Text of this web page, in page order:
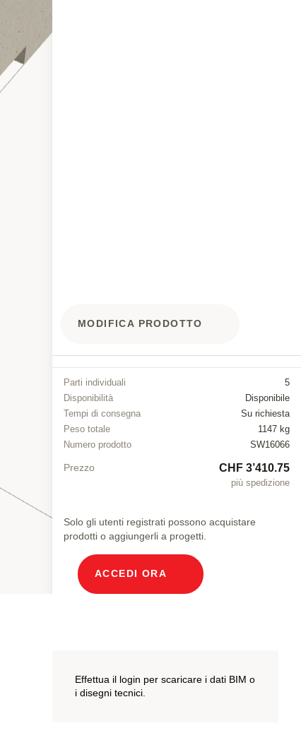
MODIFICA PRODOTTO
Parti individuali
5
Disponibilità
Disponibile
Tempi di consegna
Su richiesta
Peso totale
1147 kg
Numero prodotto
SW16066
Prezzo CHF 3’410.75
più spedizione
Solo gli utenti registrati possono acquistare
prodotti o aggiungerli a progetti.
ACCEDI ORA
Effettua il login per scaricare i dati BIM o
i disegni tecnici.